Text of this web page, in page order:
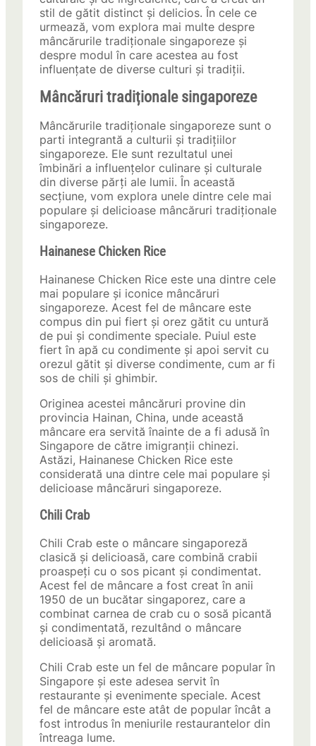
stil de gătit distinct și delicios. În cele ce
urmează, vom explora mai multe despre
mâncărurile tradiționale singaporeze și
despre modul în care acestea au fost
influențate de diverse culturi și tradiții.
Mâncăruri tradiționale singaporeze
Mâncărurile tradiționale singaporeze sunt o
parti integrantă a culturii și tradițiilor
singaporeze. Ele sunt rezultatul unei
îmbinări a influențelor culinare și culturale
din diverse părți ale lumii. În această
secțiune, vom explora unele dintre cele mai
populare și delicioase mâncăruri tradiționale
singaporeze.
Hainanese Chicken Rice
Hainanese Chicken Rice este una dintre cele
mai populare și iconice mâncăruri
singaporeze. Acest fel de mâncare este
compus din pui fiert și orez gătit cu untură
de pui și condimente speciale. Puiul este
fiert în apă cu condimente și apoi servit cu
orezul gătit și diverse condimente, cum ar fi
sos de chili și ghimbir.
Originea acestei mâncăruri provine din
provincia Hainan, China, unde această
mâncare era servită înainte de a fi adusă în
Singapore de către imigranții chinezi.
Astăzi, Hainanese Chicken Rice este
considerată una dintre cele mai populare și
delicioase mâncăruri singaporeze.
Chili Crab
Chili Crab este o mâncare singaporeză
clasică și delicioasă, care combină crabii
proaspeți cu o sos picant și condimentat.
Acest fel de mâncare a fost creat în anii
1950 de un bucătar singaporez, care a
combinat carnea de crab cu o sosă picantă
și condimentată, rezultând o mâncare
delicioasă și aromată.
Chili Crab este un fel de mâncare popular în
Singapore și este adesea servit în
restaurante și evenimente speciale. Acest
fel de mâncare este atât de popular încât a
fost introdus în meniurile restaurantelor din
întreaga lume.